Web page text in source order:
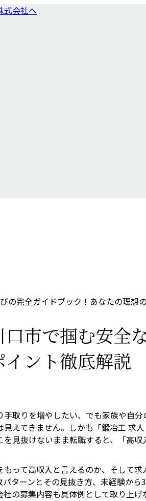
の完全ガイドブック！あなたの理想
市で掴む安全
ント徹底解説
取りを増やしたい、でも家族や自
見えてきません。しかも「鍛冶工 求
見抜けないまま転職すると、「高
って高収入と言えるのか、そして
ターンとその見抜き方、未経験か
の募集内容も具体例として取り上げ